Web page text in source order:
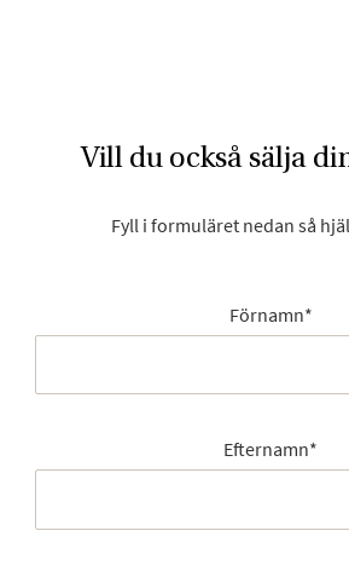
Vill du också sälja
Fyll i formuläret nedan så
Förnamn*
Efternamn*